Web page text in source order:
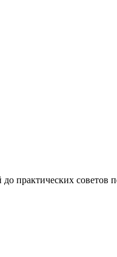
практических советов